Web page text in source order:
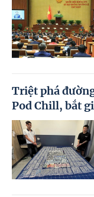
Triệt phá
Pod Chill, bắt